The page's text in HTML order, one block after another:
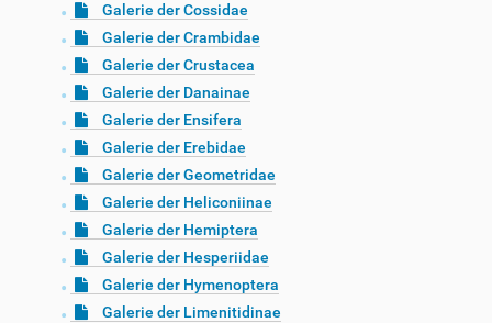
Galerie der Cossidae
Galerie der Crambidae
Galerie der Crustacea
Galerie der Danainae
Galerie der Ensifera
Galerie der Erebidae
Galerie der Geometridae
Galerie der Heliconiinae
Galerie der Hemiptera
Galerie der Hesperiidae
Galerie der Hymenoptera
Galerie der Limenitidinae